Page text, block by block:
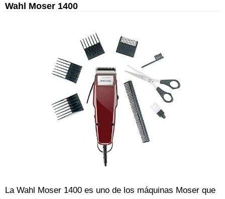
Wahl Moser 1400
La Wahl Moser 1400 es uno de los máquinas Moser que